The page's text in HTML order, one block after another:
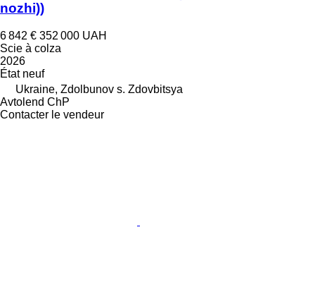
nozhi))
6 842 € 352 000 UAH
Scie à colza
2026
Étatneuf
Ukraine, Zdolbunov s. Zdovbitsya
Avtolend ChP
Contacter le vendeur